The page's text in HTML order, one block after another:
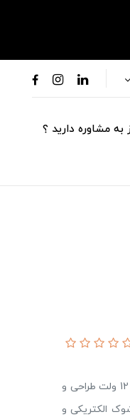
به مشاوره دارید ؟
به طور کلی به لحاظ رعایت ایمنی کاربران برای روشنایی محوطه استخر،سونا و حمام بر مبنای ولتاژ 12 ولت طراحی و
الکتریکی و